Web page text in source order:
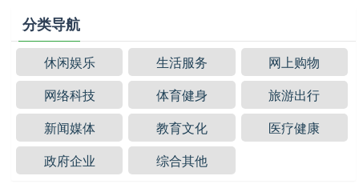
分类导航
休闲娱乐 生活服务
网上购物
网络科技
体育健身
旅游出行
新闻媒体
教育文化
医疗健康
政府企业
综合其他